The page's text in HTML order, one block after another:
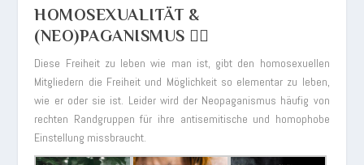
HOMOSEXUALITÄT &
(NEO)PAGANISMUS 🏳️‍🌈
Diese Freiheit zu leben wie man ist, gibt den homosexuellen
Mitgliedern die Freiheit und Möglichkeit so elementar zu leben,
wie er oder sie ist. Leider wird der Neopaganismus häufig von
rechten Randgruppen für ihre antisemitische und homophobe
Einstellung missbraucht.